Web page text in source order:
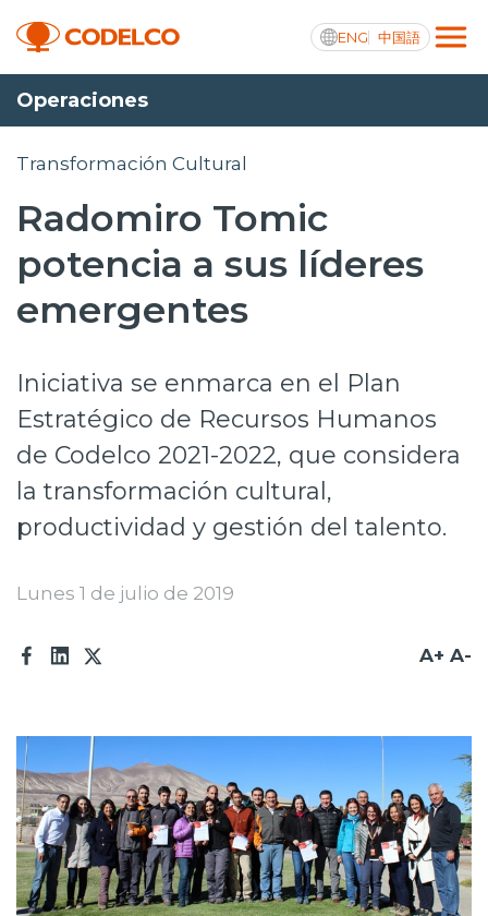
ENG 中国語
Transparencia activa
Proyectos
Sustentabilidad
Innovación
Inversionistas
Prensa
Transparencia activa
Canales de denuncia
Acceso trabajadores/as
Operaciones
Transformación Cultural
Radomiro Tomic
potencia a sus líderes
emergentes
Iniciativa se enmarca en el Plan
Estratégico de Recursos Humanos
de Codelco 2021-2022, que considera
la transformación cultural,
productividad y gestión del talento.
Lunes 1 de julio de 2019
A+ A-